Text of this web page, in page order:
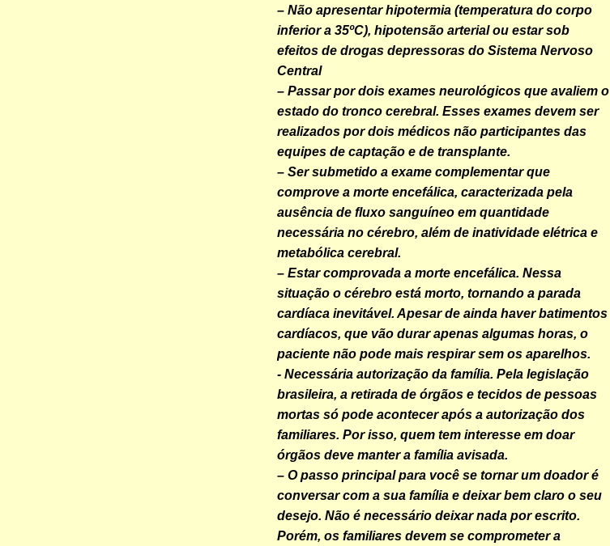
– Não apresentar hipotermia (temperatura do corpo
inferior a 35ºC), hipotensão arterial ou estar sob
efeitos de drogas depressoras do Sistema Nervoso
Central
– Passar por dois exames neurológicos que avaliem o
estado do tronco cerebral. Esses exames devem ser
realizados por dois médicos não participantes das
equipes de captação e de transplante.
– Ser submetido a exame complementar que
comprove a morte encefálica, caracterizada pela
ausência de fluxo sanguíneo em quantidade
necessária no cérebro, além de inatividade elétrica e
metabólica cerebral.
– Estar comprovada a morte encefálica. Nessa
situação o cérebro está morto, tornando a parada
cardíaca inevitável. Apesar de ainda haver batimentos
cardíacos, que vão durar apenas algumas horas, o
paciente não pode mais respirar sem os aparelhos.
- Necessária autorização da família. Pela legislação
brasileira, a retirada de órgãos e tecidos de pessoas
mortas só pode acontecer após a autorização dos
familiares. Por isso, quem tem interesse em doar
órgãos deve manter a família avisada.
– O passo principal para você se tornar um doador é
conversar com a sua família e deixar bem claro o seu
desejo. Não é necessário deixar nada por escrito.
Porém, os familiares devem se comprometer a